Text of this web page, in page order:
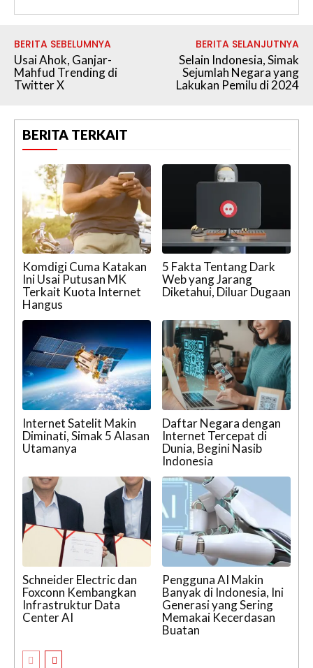
BERITA SEBELUMNYA
Usai Ahok, Ganjar-
Mahfud Trending di
Twitter X
BERITA SELANJUTNYA
Selain Indonesia, Simak
Sejumlah Negara yang
Lakukan Pemilu di 2024
BERITA TERKAIT
Komdigi Cuma Katakan
Ini Usai Putusan MK
Terkait Kuota Internet
Hangus
5 Fakta Tentang Dark
Web yang Jarang
Diketahui, Diluar Dugaan
Internet Satelit Makin
Diminati, Simak 5 Alasan
Utamanya
Daftar Negara dengan
Internet Tercepat di
Dunia, Begini Nasib
Indonesia
Schneider Electric dan
Foxconn Kembangkan
Infrastruktur Data
Center AI
Pengguna AI Makin
Banyak di Indonesia, Ini
Generasi yang Sering
Memakai Kecerdasan
Buatan